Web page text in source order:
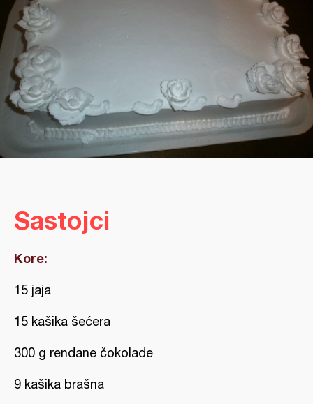
Sastojci
Kore:
15 jaja
15 kašika šećera
300 g rendane čokolade
9 kašika brašna